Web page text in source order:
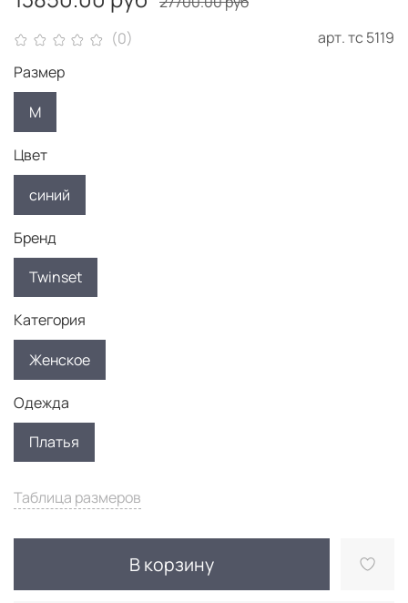
(0) арт.тс 5119
Таблица размеров
В корзину
Размер
M
Цвет
синий
Бренд
Twinset
Категория
Женское
Одежда
Платья